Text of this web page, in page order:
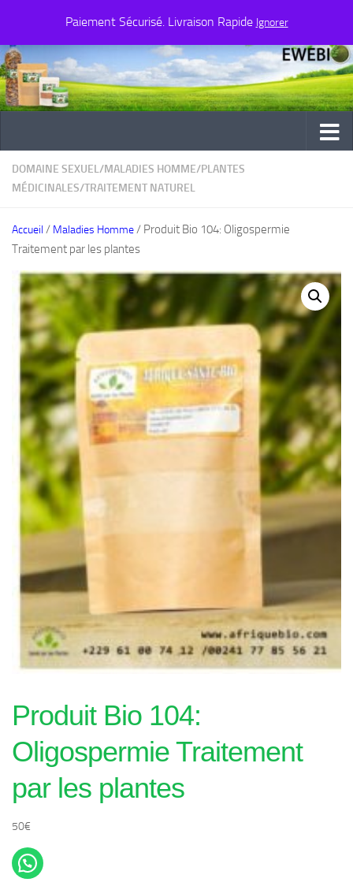
Paiement Sécurisé. Livraison Rapide Ignorer
Au dessous du contenu
DOMAINE SEXUEL/MALADIES HOMME/PLANTES
MÉDICINALES/TRAITEMENT NATUREL
Accueil / Maladies Homme/ Produit Bio 104: Oligospermie
Traitement par les plantes
Produit Bio 104:
Oligospermie Traitement
par les plantes
50€